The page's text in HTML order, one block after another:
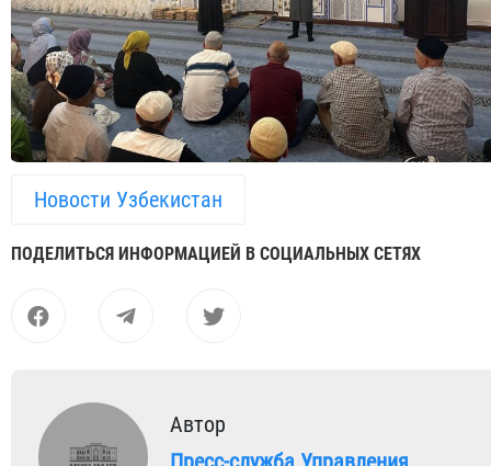
Новости Узбекистан
ПОДЕЛИТЬСЯ ИНФОРМАЦИЕЙ В СОЦИАЛЬНЫХ СЕТЯХ
Автор